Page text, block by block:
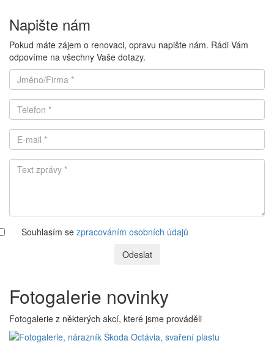
Napište nám
Pokud máte zájem o renovaci, opravu napište nám. Rádi Vám
odpovíme na všechny Vaše dotazy.
Souhlasím se zpracováním osobních údajů
Odeslat
Fotogalerie novinky
Fotogalerie z některých akcí, které jsme prováděli